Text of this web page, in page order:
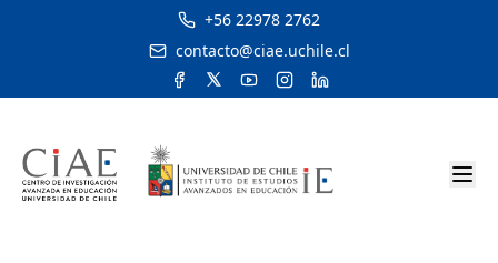
+56 22978 2762
contacto@ciae.uchile.cl